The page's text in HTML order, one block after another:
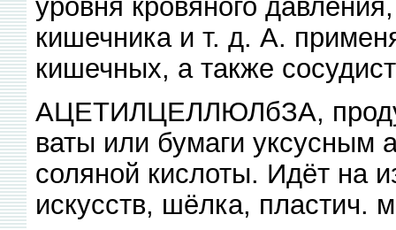
уровня кровяного
кишечника и т. д. А.
кишечных, а также
АЦЕТИЛЦЕЛЛЮЛбЗА,
ваты или бумаги уксусным
соляной кислоты. Идёт на
искусств, шёлка, пластич.